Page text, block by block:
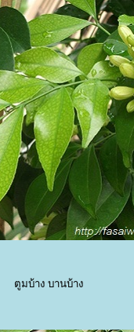
ตูมบ้าง บานบ้าง